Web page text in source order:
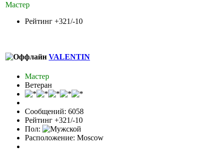
Мастер
Рейтинг +321/-10
VALENTIN
Мастер
Ветеран
Сообщений: 6058
Рейтинг +321/-10
Пол:
Расположение: Moscow